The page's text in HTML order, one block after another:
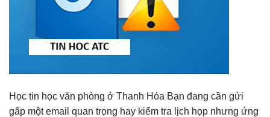
Học tin học văn phòng ở Thanh Hóa Bạn đang cần gửi
gấp một email quan trọng hay kiểm tra lịch họp nhưng ứng